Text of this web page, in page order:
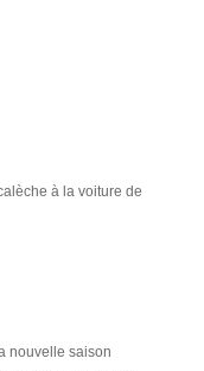
à la voiture de
nouvelle saison